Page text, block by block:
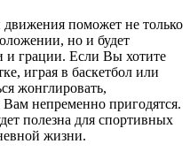
движения поможет не только
но и будет
и грации. Если Вы хотите
играя в баскетбол или
жонглировать,
непременно пригодятся.
полезна для спортивных
жизни.